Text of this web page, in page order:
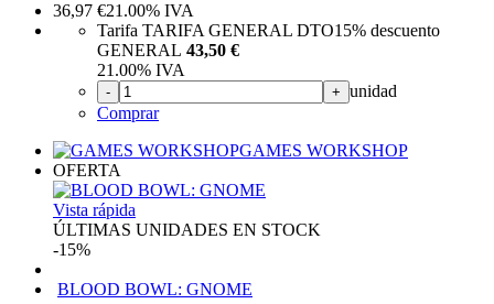
36,97 €21.00% IVA
Tarifa TARIFA GENERAL DTO15% descuento
GENERAL 43,50 €
21.00% IVA
- + unidad
Comprar
GAMES WORKSHOP
OFERTA
Vista rápida
ÚLTIMAS UNIDADES EN STOCK
-15%
BLOOD BOWL: GNOME